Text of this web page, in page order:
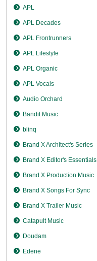
APL
APL Decades
APL Frontrunners
APL Lifestyle
APL Organic
APL Vocals
Audio Orchard
Bandit Music
blinq
Brand X Architect's Series
Brand X Editor's Essentials
Brand X Production Music
Brand X Songs For Sync
Brand X Trailer Music
Catapult Music
Doudam
Edene